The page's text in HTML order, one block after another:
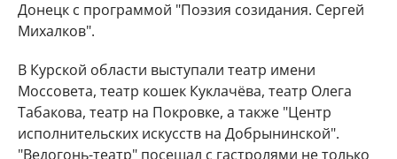
Донецк с программой "Поэзия созидания. Сергей
Михалков".
В Курской области выступали театр имени
Моссовета, театр кошек Куклачёва, театр Олега
Табакова, театр на Покровке, а также "Центр
исполнительских искусств на Добрынинской".
"Ведогонь-театр" посещал с гастролями не только